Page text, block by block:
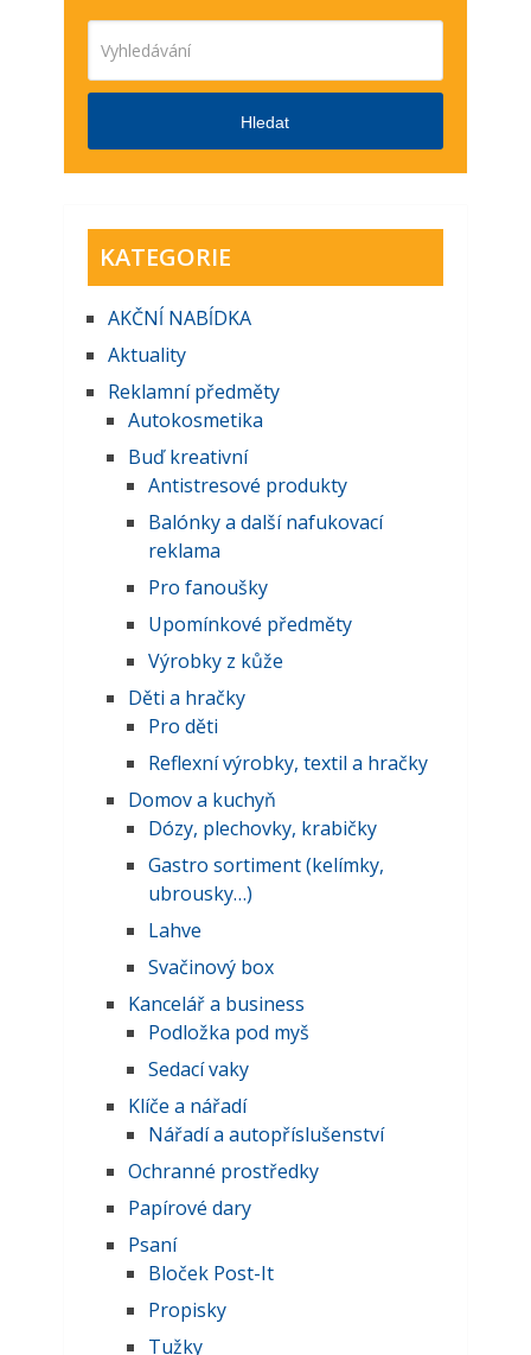
Hledat
KATEGORIE
AKČNĺ NABĺDKA
Aktuality
Reklamní předměty
Autokosmetika
Buď kreativní
Antistresové produkty
Balónky a další nafukovací
reklama
Pro fanoušky
Upomínkové předměty
Výrobky z kůže
Děti a hračky
Pro děti
Reflexní výrobky, textil a hračky
Domov a kuchyň
Dózy, plechovky, krabičky
Gastro sortiment (kelímky,
ubrousky…)
Lahve
Svačinový box
Kancelář a business
Podložka pod myš
Sedací vaky
Klíče a nářadí
Nářadí a autopříslušenství
Ochranné prostředky
Papírové dary
Psaní
Bloček Post-It
Propisky
Tužky